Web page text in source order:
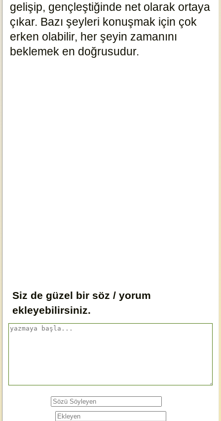
gelişip, gençleştiğinde net olarak ortaya
çıkar. Bazı şeyleri konuşmak için çok
erken olabilir, her şeyin zamanını
beklemek en doğrusudur.
Siz de güzel bir söz / yorum
ekleyebilirsiniz.